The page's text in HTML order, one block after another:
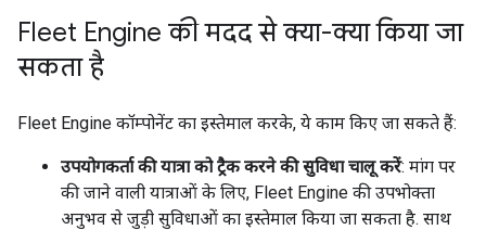
Fleet Engine की मदद से क्या-क्या किया जा
सकता है
Fleet Engine कॉम्पोनेंट का इस्तेमाल करके, ये काम किए जा सकते हैं:
उपयोगकर्ता की यात्रा को ट्रैक करने की सुविधा चालू करें: मांग पर
की जाने वाली यात्राओं के लिए, Fleet Engine की उपभोक्ता
अनुभव से जुड़ी सुविधाओं का इस्तेमाल किया जा सकता है. साथ